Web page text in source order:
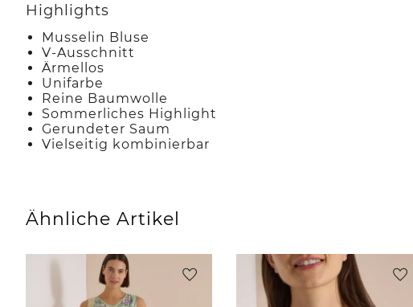
Highlights
Musselin Bluse
V-Ausschnitt
Ärmellos
Unifarbe
Reine Baumwolle
Sommerliches Highlight
Gerundeter Saum
Vielseitig kombinierbar
Ähnliche Artikel